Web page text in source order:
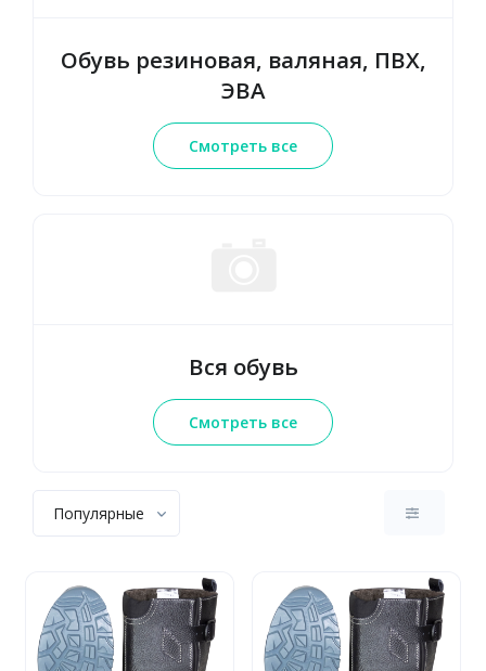
Обувь резиновая, валяная, ПВХ,
ЭВА
Смотреть все
Вся обувь
Смотреть все
Популярные